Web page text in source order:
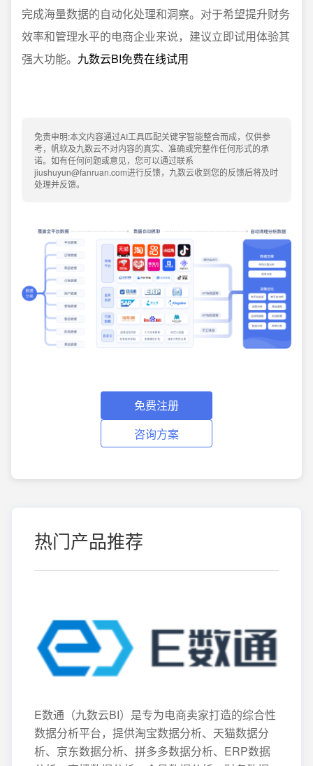
完成海量数据的自动化处理和洞察。对于希望提升财务
效率和管理水平的电商企业来说，建议立即试用体验其
强大功能。 九数云BI免费在线试用
免责申明:本文内容通过AI工具匹配关键字智能整合而成，仅供参
考，帆软及九数云不对内容的真实、准确或完整作任何形式的承
诺。如有任何问题或意见，您可以通过联系
jiushuyun@fanruan.com进行反馈，九数云收到您的反馈后将及时
处理并反馈。
免费注册
咨询方案
热门产品推荐
E数通（九数云BI）是专为电商卖家打造的综合性
数据分析平台，提供淘宝数据分析、天猫数据分
析、京东数据分析、拼多多数据分析、ERP数据